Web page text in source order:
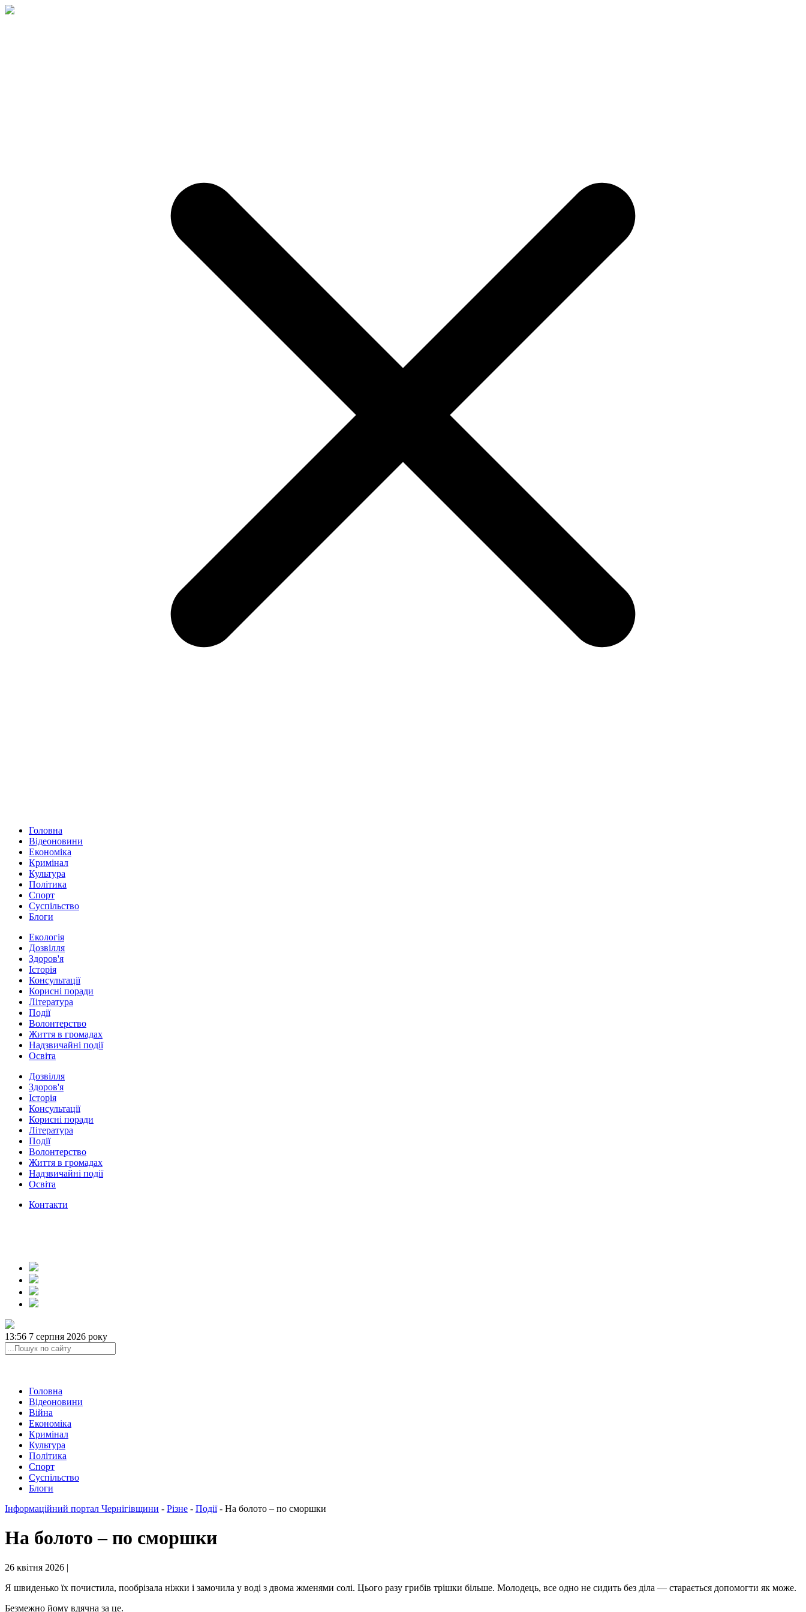
Головна
Відеоновини
Економіка
Кримінал
Культура
Політика
Спорт
Суспільство
Блоги
Екологія
Дозвілля
Здоров'я
Історія
Консультації
Корисні поради
Література
Події
Волонтерство
Життя в громадах
Надзвичайні події
Освіта
Дозвілля
Здоров'я
Історія
Консультації
Корисні поради
Література
Події
Волонтерство
Життя в громадах
Надзвичайні події
Освіта
Контакти
13:56 7 серпня 2026 року
Головна
Відеоновини
Війна
Економіка
Кримінал
Культура
Політика
Спорт
Суспільство
Блоги
Інформаційний портал Чернігівщини - Різне - Події- На болото – по сморшки
На болото – по сморшки
26 квітня 2026 |
Я швиденько їх почистила, пообрізала ніжки і замочила у воді з двома жменями солі. Цього разу грибів трішки більше. Молодець, все одно не сидить без діла — старається допомогти як може.
Безмежно йому вдячна за це.